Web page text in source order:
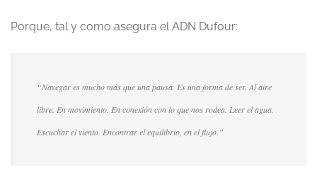
Porque, tal y como asegura el ADN Dufour:
“Navegar es mucho más que una pausa. Es una forma de ser. Al aire
libre. En movimiento. En conexión con lo que nos rodea. Leer el agua.
Escuchar el viento. Encontrar el equilibrio, en el flujo.”